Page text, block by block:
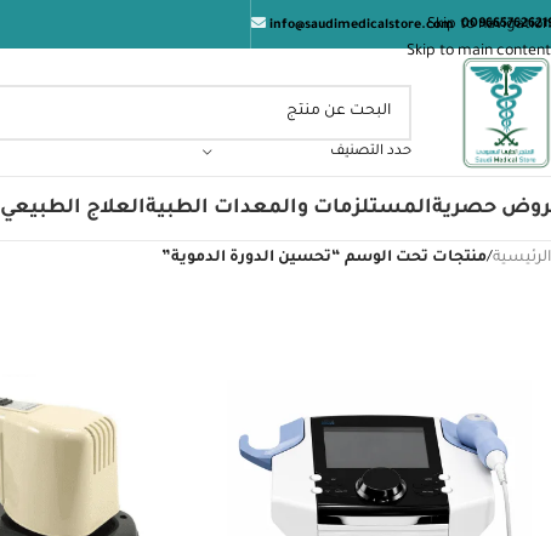
Skip to navigation
Skip to main content
info@saudimedicalstore.com
حدد التصنيف
حصريةالمستلزمات والمعدات الطبيةالعلاج الطبيعي
الرئيسية/منتجات تحت الوسم “تحسين الدورة الدموية”